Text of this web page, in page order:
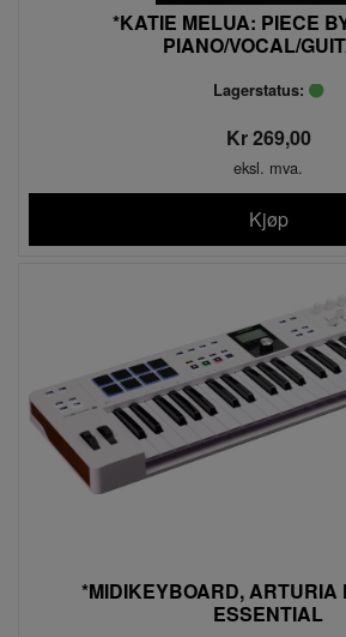
*KATIE MELUA: PIECE
PIANO/VOCAL/
Lagerstatus:
Kr 269,00
eksl. mva.
Kjøp
*MIDIKEYBOARD,
ESSENTIAL